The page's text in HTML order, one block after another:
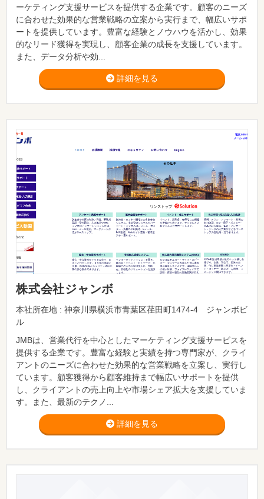
ーケティング支援サービスを提供する企業です。顧客のニーズ
に合わせた効果的な営業戦略の立案から実行まで、幅広いサポ
ートを提供しています。豊富な経験とノウハウを活かし、効果
的なリード獲得を実現し、顧客企業の成長を支援しています。
また、データ分析や効...
詳細を見る
株式会社ジャンボ
本社所在地 : 神奈川県横浜市青葉区荏田町1474-4 ジャンボビ
ル
JMBは、営業代行を中心としたマーケティング支援サービスを
提供する企業です。豊富な経験と実績を持つ専門家が、クライ
アントのニーズに合わせた効果的な営業戦略を立案し、実行し
ています。顧客獲得から顧客維持まで幅広いサポートを提供
し、クライアントの売上向上や市場シェア拡大を支援していま
す。また、最新のテクノ...
詳細を見る